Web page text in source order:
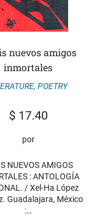
nuevos amigos
inmortales
, POETRY
$17.40
por
NUEVOS AMIGOS
: ANTOLOGÍA
/ Xel-Ha López
Guadalajara, México
:…